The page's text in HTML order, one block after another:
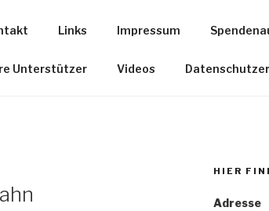
Links Impressum
Unterstützer Videos
HIER
Adresse